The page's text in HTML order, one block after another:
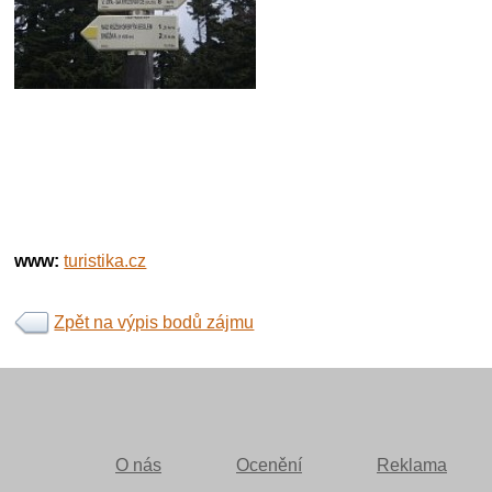
www: turistika.cz
Zpět na výpis bodů zájmu
O nás Ocenění Reklama